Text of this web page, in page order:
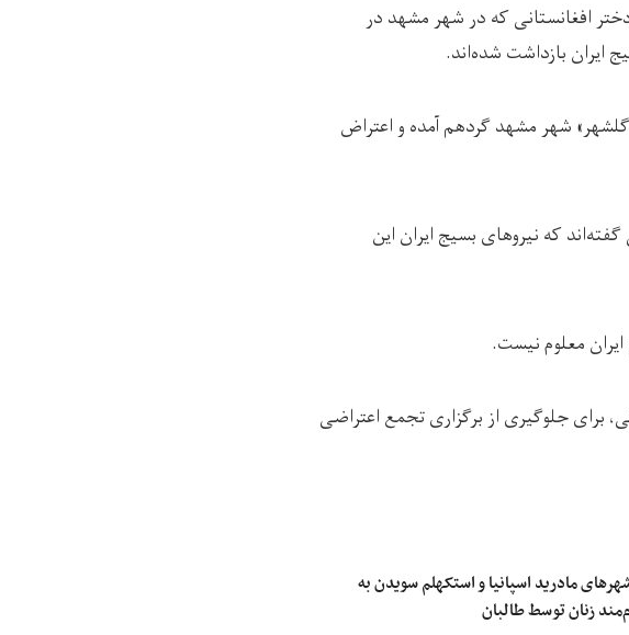
افغانستانی که در شهر مشهد در
ایران بازداشت شده‌اند.
جمعه (۲۲ جوزا) در محله‌ی «گلشهر» شهر مشهد گردهم آمده و اعتراض
که نیروهای بسیج ایران این
معلوم نیست.
برای جلوگیری از برگزاری تجمع اعتراضی
مادرید اسپانیا و استکهلم سویدن به
زنان توسط طالبان